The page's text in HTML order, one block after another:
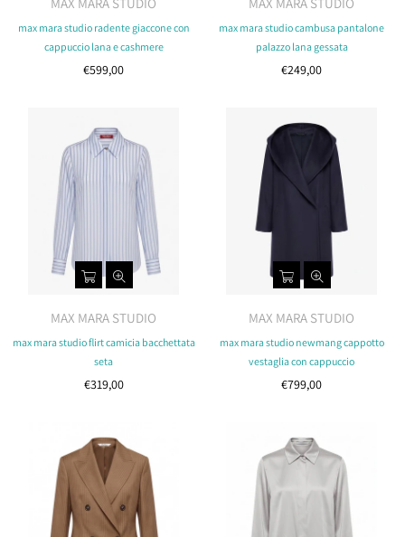
max mara studio radente giaccone con
cappuccio lana e cashmere
Costo
€599,00
max mara studio cambusa pantalone
palazzo lana gessata
Costo
€249,00
MAX MARA STUDIO
max mara studio flirt camicia bacchettata
seta
Costo
€319,00
MAX MARA STUDIO
max mara studio newmang cappotto
vestaglia con cappuccio
Costo
€799,00